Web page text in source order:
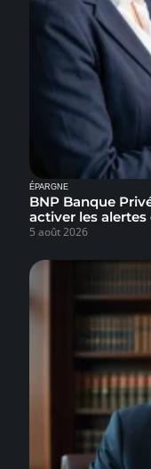
ÉPARGNE
BNP Banque
activer les
5 août 2026